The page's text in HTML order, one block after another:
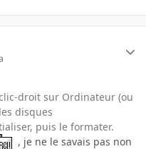
droit sur Ordinateur (ou
disques
puis le formater.
, je ne le savais pas non